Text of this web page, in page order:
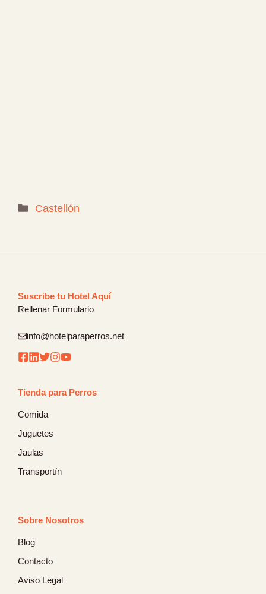
Categorías
Castellón
Suscribe tu Hotel Aquí
Rellenar Formulario
info@hotelparaperros.net
Tienda para Perros
Comida
Juguetes
Jaulas
Transportín
Sobre Nosotros
Blog
Contacto
Aviso Legal